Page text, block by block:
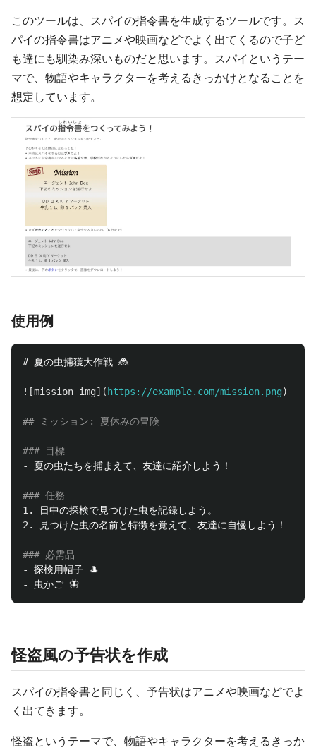
このツールは、スパイの指令書を生成するツールです。ス
パイの指令書はアニメや映画などでよく出てくるので子ど
も達にも馴染み深いものだと思います。スパイというテー
マで、物語やキャラクターを考えるきっかけとなることを
想定しています。
使用例
# 夏の虫捕獲大作戦 🐞
![mission img]( https://example.com/mission.png)
## ミッション: 夏休みの冒険
### 目標
-
夏の虫たちを捕まえて、友達に紹介しよう！
### 任務
1.
2.
見つけた虫の名前と特徴を覚えて、友達に自慢しよう！
### 必需品
-
-
怪盗風の予告状を作成
スパイの指令書と同じく、予告状はアニメや映画などでよ
く出てきます。
怪盗というテーマで、物語やキャラクターを考えるきっか